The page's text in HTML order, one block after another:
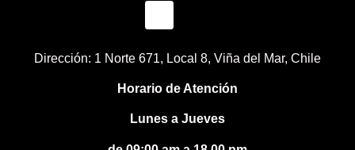
Dirección: 1 Norte 671, Local 8, Viña del Mar, Chile
Horario de Atención
Lunes a Jueves